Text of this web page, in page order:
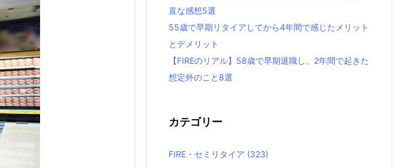
直な感想5選
55歳で早期リタイアしてから4年間で感じたメリット
とデメリット
【FIREのリアル】58歳で早期退職し、2年間で起きた
想定外のこと8選
カテゴリー
FIRE・セミリタイア (323)